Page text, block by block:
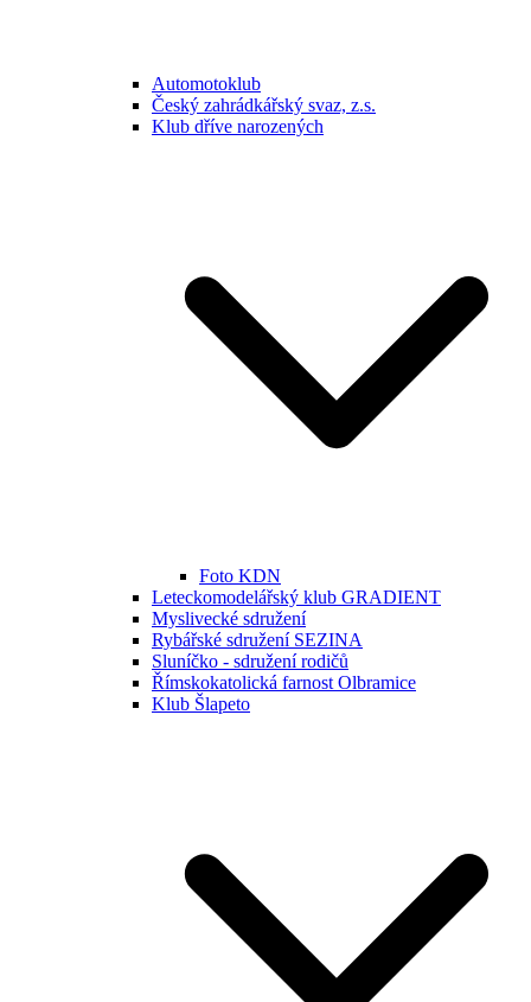
Automotoklub
Český zahrádkářský svaz, z.s.
Klub dříve narozených
Foto KDN
Leteckomodelářský klub GRADIENT
Myslivecké sdružení
Rybářské sdružení SEZINA
Sluníčko - sdružení rodičů
Římskokatolická farnost Olbramice
Klub Šlapeto